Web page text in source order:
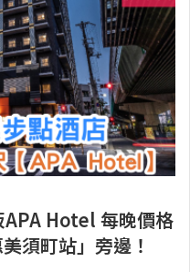
Hotel 每晚價格
須町站」旁邊！